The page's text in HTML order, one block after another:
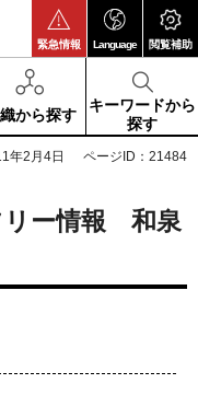
緊急情報 Language 閲覧補助
から探す
キーワードから
探す
年2月4日 ページID：21484
リー情報 和泉